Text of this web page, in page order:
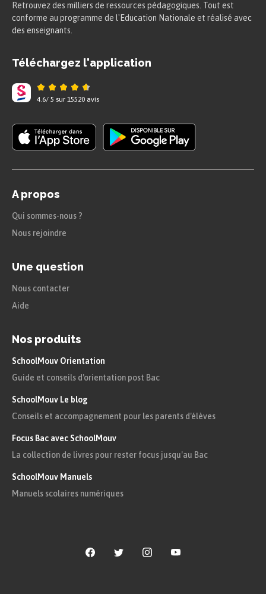
Retrouvez des milliers de ressources pédagogiques. Tout est
conforme au programme de l'Education Nationale et réalisé avec
des enseignants.
Téléchargez l'application
4.6/ 5 sur 15520 avis
A propos
Qui sommes-nous ?
Nous rejoindre
Une question
Nous contacter
Aide
Nos produits
SchoolMouv Orientation
Guide et conseils d'orientation post Bac
SchoolMouv Le blog
Conseils et accompagnement pour les parents d'élèves
Focus Bac avec SchoolMouv
La collection de livres pour rester focus jusqu'au Bac
SchoolMouv Manuels
Manuels scolaires numériques